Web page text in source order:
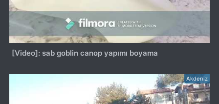
[Video]: sab goblin canop yapımı boyama
Akdeniz